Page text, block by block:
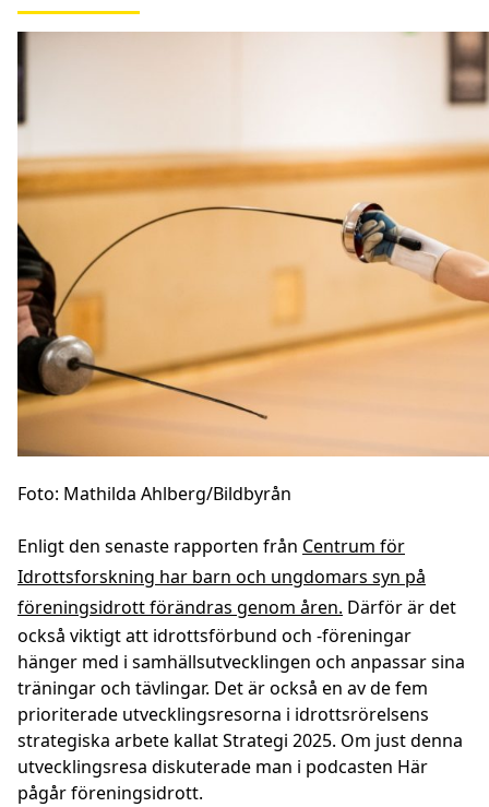
Foto: Mathilda Ahlberg/Bildbyrån
Enligt den senaste rapporten från Centrum för
Idrottsforskning har barn och ungdomars syn på
föreningsidrott förändras genom åren. Därför är det
också viktigt att idrottsförbund och -föreningar
hänger med i samhällsutvecklingen och anpassar sina
träningar och tävlingar. Det är också en av de fem
prioriterade utvecklingsresorna i idrottsrörelsens
strategiska arbete kallat Strategi 2025. Om just denna
utvecklingsresa diskuterade man i podcasten Här
pågår föreningsidrott.